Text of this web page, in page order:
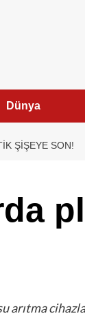
Dünya
ŞIŞEYE SON!